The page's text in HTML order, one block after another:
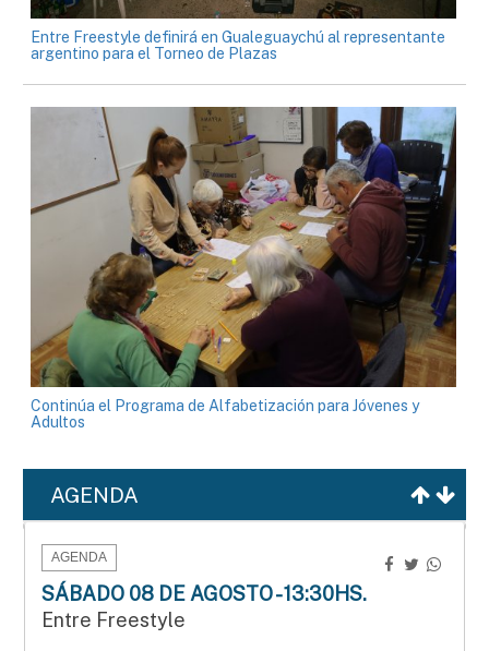
Entre Freestyle definirá en Gualeguaychú al representante
argentino para el Torneo de Plazas
Continúa el Programa de Alfabetización para Jóvenes y
Adultos
AGENDA
AGENDA
SÁBADO 08 DE AGOSTO - 13:30HS.
Entre Freestyle